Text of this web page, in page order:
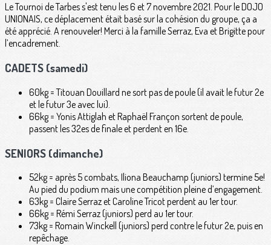
Le Tournoi de Tarbes s'est tenu les 6 et 7 novembre 2021. Pour le DOJO
UNIONAIS, ce déplacement était basé sur la cohésion du groupe, ça a
été apprécié. A renouveler! Merci à la famille Serraz, Eva et Brigitte pour
l’encadrement.
CADETS (samedi)
60kg = Titouan Douillard ne sort pas de poule (il avait le futur 2e
et le futur 3e avec lui).
66kg = Yonis Attiglah et Raphaël Françon sortent de poule,
passent les 32es de finale et perdent en 16e.
SENIORS (dimanche)
52kg = après 5 combats, Iliona Beauchamp (juniors) termine 5e!
Au pied du podium mais une compétition pleine d’engagement.
63kg = Claire Serraz et Caroline Tricot perdent au 1er tour.
66kg = Rémi Serraz (juniors) perd au 1er tour.
73kg = Romain Winckell (juniors) perd contre le futur 2e, puis en
repêchage.